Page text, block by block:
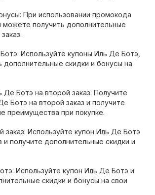
При использовании промокода
получить дополнительные
Используйте купоны Иль Де Ботэ,
дополнительные скидки и бонусы на
Ботэ на второй заказ: Получите
Ботэ на второй заказ и получите
преимущества при покупке.
заказ: Используйте купон Иль Де Ботэ
и получите дополнительные скидки и
Используйте купон Иль Де Ботэ и
скидки и бонусы на свои